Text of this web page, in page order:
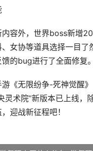
内容外，世界boss新增
女协等道具选择一目了
的bug进行了全面修复。
《无限纷争-死神觉醒
灵术院”新版本已上线
迎战新征程吧！